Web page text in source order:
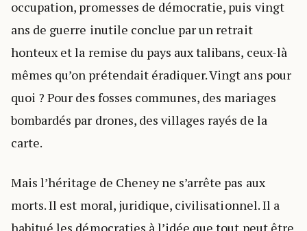
occupation, promesses de démocratie, puis vingt
ans de guerre inutile conclue par un retrait
honteux et la remise du pays aux talibans, ceux-là
mêmes qu’on prétendait éradiquer. Vingt ans pour
quoi ? Pour des fosses communes, des mariages
bombardés par drones, des villages rayés de la
carte.
Mais l’héritage de Cheney ne s’arrête pas aux
morts. Il est moral, juridique, civilisationnel. Il a
habitué les démocraties à l’idée que tout peut être